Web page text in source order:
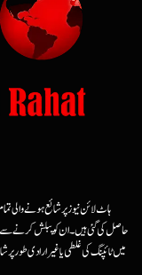
ہاٹ لائن نیوز پر شائع ہونے والی
حاصل کی گئی ہیں۔ ان کو پبلش کرنے سے
میں ٹائپنگ کی غلطی یا غیرارادی طور